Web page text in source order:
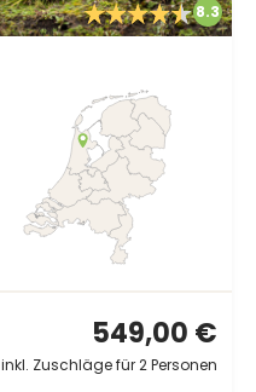
8.3
549,00 €
inkl. Zuschläge für 2 Personen